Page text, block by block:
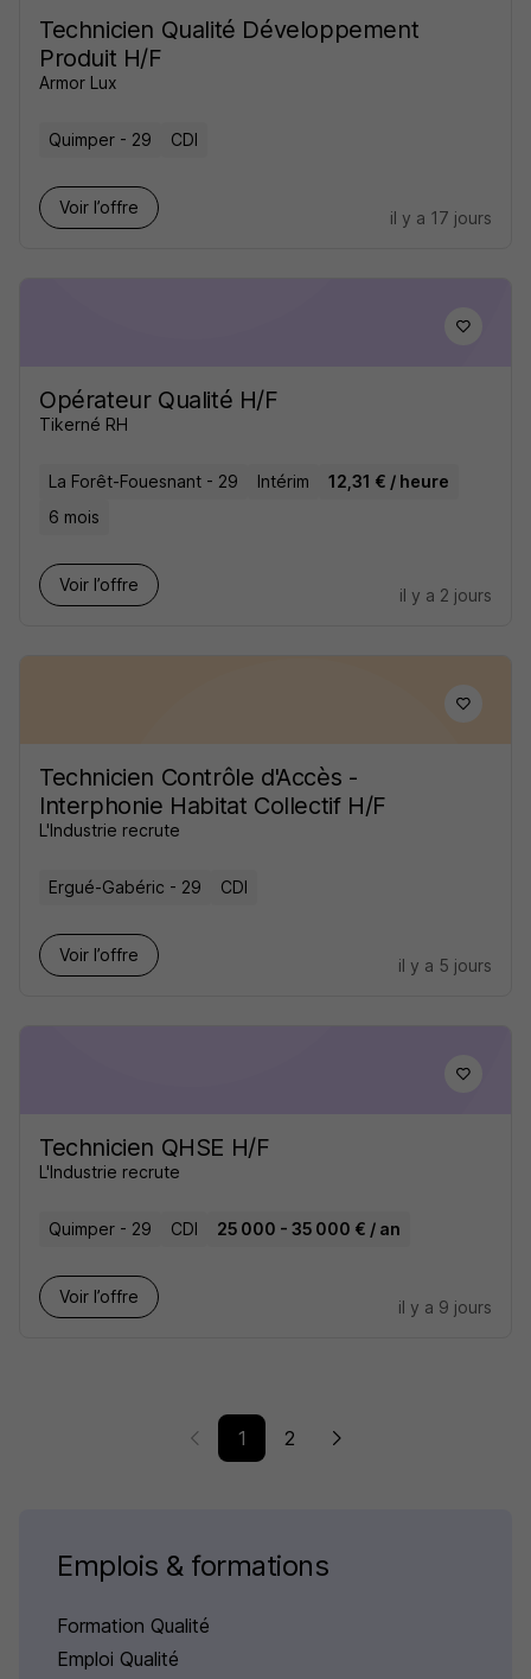
Technicien Qualité Développement
Produit H/F
Armor Lux
Quimper - 29 CDI
Voir l’offre
il y a 17 jours
Opérateur Qualité H/F
Tikerné RH
La Forêt-Fouesnant - 29 Intérim
12,31 € / heure
6 mois
Voir l’offre
il y a 2 jours
Technicien Contrôle d'Accès -
Interphonie Habitat Collectif H/F
L'Industrie recrute
Ergué-Gabéric - 29 CDI
Voir l’offre
il y a 5 jours
Technicien QHSE H/F
L'Industrie recrute
Quimper - 29 CDI 25 000 - 35 000 € / an
Voir l’offre
il y a 9 jours
1 2
Emplois & formations
Formation Qualité
Emploi Qualité